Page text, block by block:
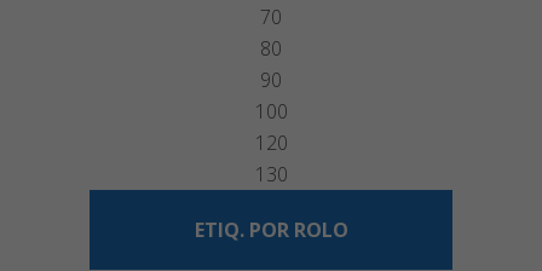
70
80
90
100
120
130
ETIQ. POR ROLO